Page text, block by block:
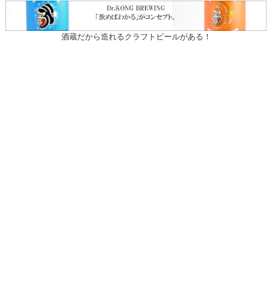
酒蔵だから造れるクラフトビールがある！